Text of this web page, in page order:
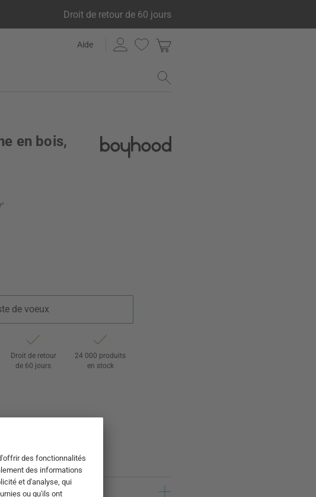
Droit de retour de 60 jours
Aide
en bois,
*
de voeux
Droit de retour
de 60 jours
24 000 produits
en stock